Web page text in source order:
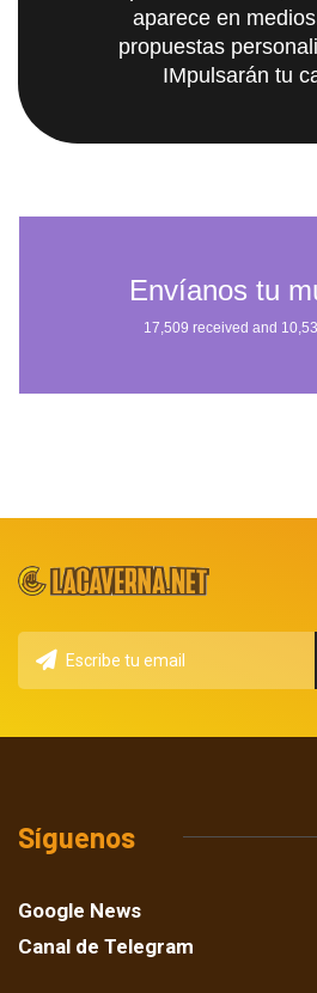
aparece en
propuestas
IMpulsarán tu
Síguenos
Google News
Canal de Telegram